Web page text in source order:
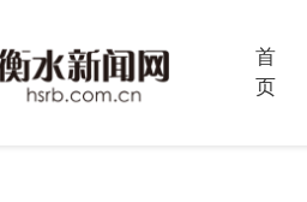
首
页